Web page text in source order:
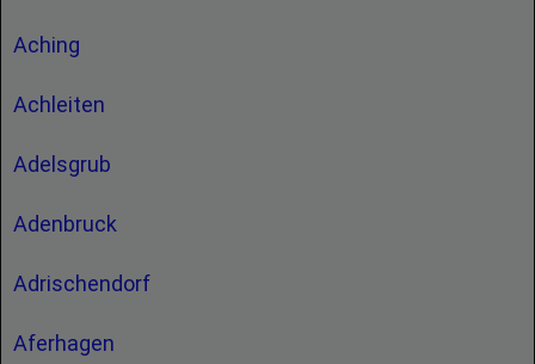
Aching
Achleiten
Adelsgrub
Adenbruck
Adrischendorf
Aferhagen